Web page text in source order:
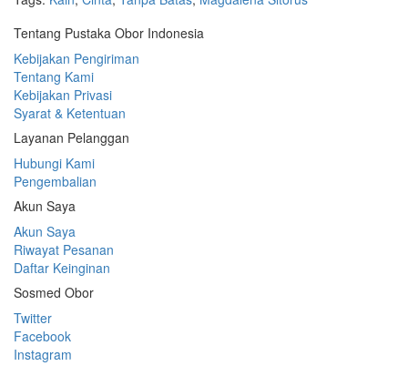
Tentang Pustaka Obor Indonesia
Kebijakan Pengiriman
Tentang Kami
Kebijakan Privasi
Syarat & Ketentuan
Layanan Pelanggan
Hubungi Kami
Pengembalian
Akun Saya
Akun Saya
Riwayat Pesanan
Daftar Keinginan
Sosmed Obor
Twitter
Facebook
Instagram